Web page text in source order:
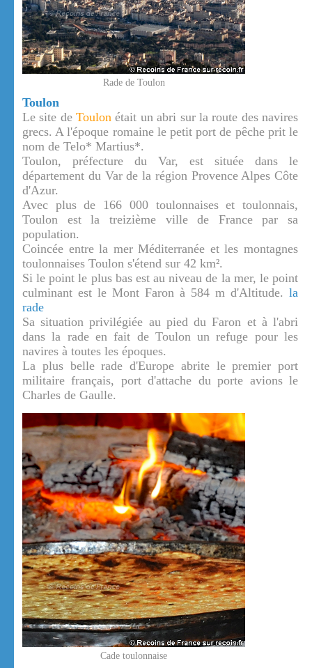
Rade de Toulon
Toulon
Le site deToulon était un abri sur la route des navires
grecs. A l'époque romaine le petit port de pêche prit le
nom de Telo* Martius*.
Toulon, préfecture du Var, est située dans le
département du Var de la région Provence Alpes Côte
d'Azur.
Avec plus de 166 000 toulonnaises et toulonnais,
Toulon est la treizième ville de France par sa
population.
Coincée entre la mer Méditerranée et les montagnes
toulonnaises Toulon s'étend sur 42 km².
Si le point le plus bas est au niveau de la mer, le point
culminant est le Mont Faron à 584 m d'Altitude. la
rade
Sa situation privilégiée au pied du Faron et à l'abri
dans la rade en fait de Toulon un refuge pour les
navires à toutes les époques.
La plus belle rade d'Europe abrite le premier port
militaire français, port d'attache du porte avions le
Charles de Gaulle.
Cade toulonnaise